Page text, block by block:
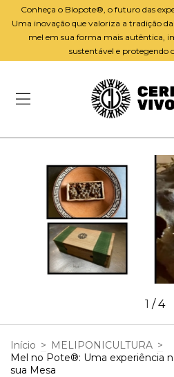
Conheça o Biopote®️, o futuro das
Uma inovação que valoriza a tradição
mel em sua forma mais autêntica,
sustentável e protegendo
1 /4
Início > MELIPONICULTURA >
Mel no Pote®️: Uma experiência
sua Mesa